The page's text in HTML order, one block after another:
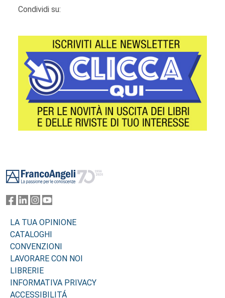
Condividi su:
LA TUA OPINIONE
CATALOGHI
CONVENZIONI
LAVORARE CON NOI
LIBRERIE
INFORMATIVA PRIVACY
ACCESSIBILITÁ